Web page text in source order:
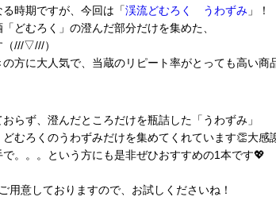
時期ですが、今回は「渓流どむろく うわずみ」！
どむろく」の澄んだ部分だけを集めた、
///▽///）
方に大人気で、当蔵のリピート率がとっても高い商
らず、澄んだところだけを瓶詰した「うわずみ」
むろくのうわずみだけを集めてくれています👏大感
。。。という方にも是非ぜひおすすめの1本です💖
用意しておりますので、お試しくださいね！